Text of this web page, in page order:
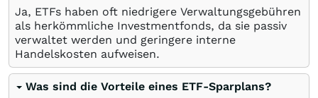
Ja, ETFs haben oft niedrigere Verwaltungsgebühren
als herkömmliche Investmentfonds, da sie passiv
verwaltet werden und geringere interne
Handelskosten aufweisen.
Was sind die Vorteile eines ETF-Sparplans?